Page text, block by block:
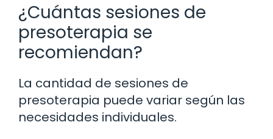
¿Cuántas sesiones de
presoterapia se
recomiendan?
La cantidad de sesiones de
presoterapia puede variar según las
necesidades individuales.